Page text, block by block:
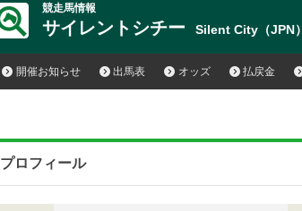
競走馬情報
サイレントシチー Silent City（JPN）
開催お知らせ 出馬表 オッズ 払戻金
プロフィール